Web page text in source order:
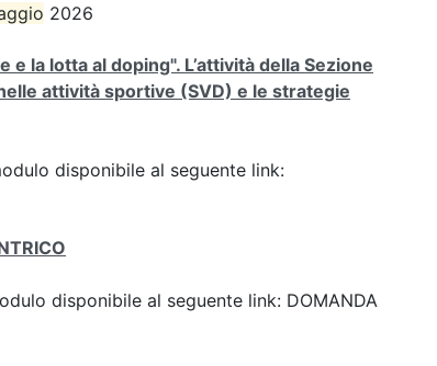
2026
la lotta al doping". L’attività della Sezione
attività sportive (SVD) e le strategie
disponibile al seguente link:
disponibile al seguente link: DOMANDA